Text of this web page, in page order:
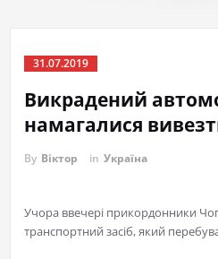
31.07.2019
Викрадений
намагалися
By Віктор in Україна
Учора ввечері прикордонники
транспортний засіб, який